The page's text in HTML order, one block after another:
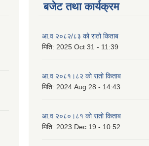
बजेट तथा कार्यक्रम
आ.व २०८२/८३ को रातो किताब
मिति: 2025 Oct 31 - 11:39
आ.व २०८१।८२ को रातो किताब
मिति: 2024 Aug 28 - 14:43
आ.व २०८०।८१ को रातो किताब
मिति: 2023 Dec 19 - 10:52